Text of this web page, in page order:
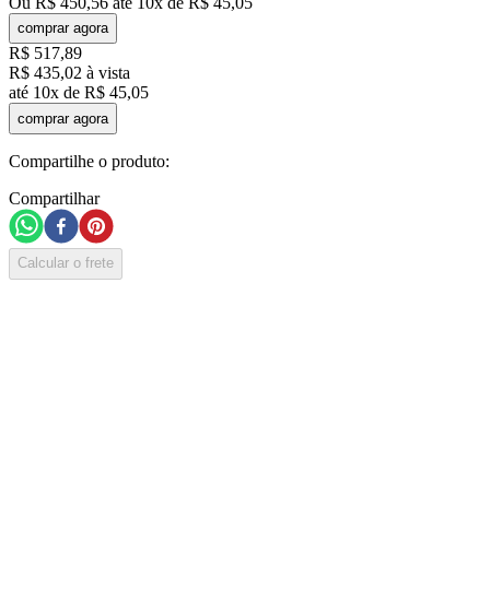
comprar agora
R$ 517,89
R$ 435,02 à vista
até 10x de R$ 45,05
comprar agora
Compartilhe o produto:
Compartilhar
Calcular o frete